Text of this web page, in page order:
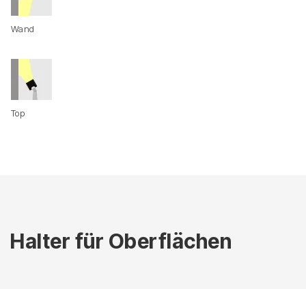
Wand
Top
Halter für Oberflächen